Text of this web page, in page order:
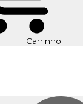
Carrinho